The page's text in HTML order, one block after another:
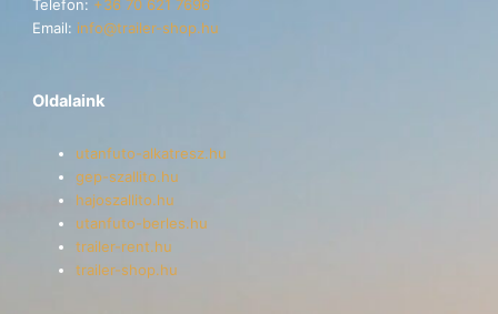
Telefon: +36 70 621 7696
Email: info@trailer-shop.hu
Oldalaink
utanfuto-alkatresz.hu
gep-szallito.hu
hajoszallito.hu
utanfuto-berles.hu
trailer-rent.hu
trailer-shop.hu